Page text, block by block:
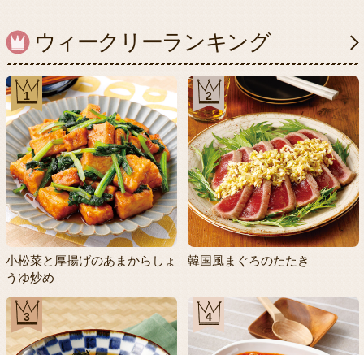
ウィークリーランキング
1
小松菜と厚揚げのあまからしょ
うゆ炒め
2
韓国風まぐろのたたき
3 4